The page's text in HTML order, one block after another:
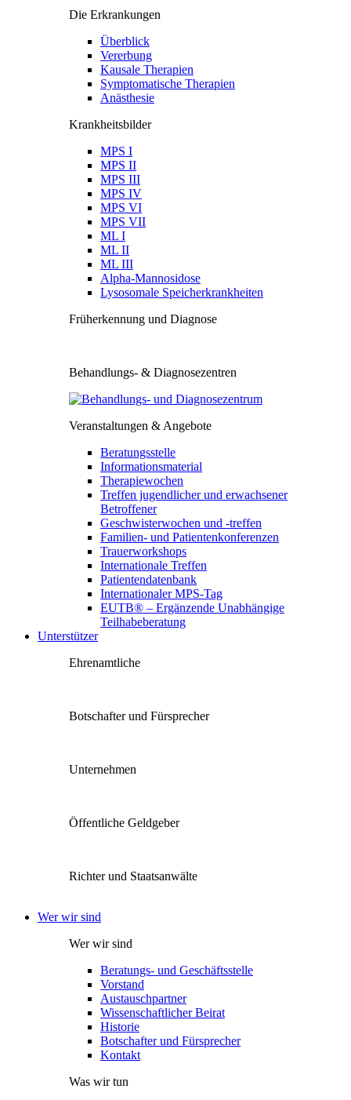
Die Erkrankungen
Überblick
Vererbung
Kausale Therapien
Symptomatische Therapien
Anästhesie
Krankheitsbilder
MPS I
MPS II
MPS III
MPS IV
MPS VI
MPS VII
ML I
ML II
ML III
Alpha-Mannosidose
Lysosomale Speicherkrankheiten
Früherkennung und Diagnose
Behandlungs- & Diagnosezentren
Veranstaltungen & Angebote
Beratungsstelle
Informationsmaterial
Therapiewochen
Treffen jugendlicher und erwachsener
Betroffener
Geschwisterwochen und -treffen
Familien- und Patientenkonferenzen
Trauerworkshops
Internationale Treffen
Patientendatenbank
Internationaler MPS-Tag
EUTB® – Ergänzende Unabhängige
Teilhabeberatung
Unterstützer
Ehrenamtliche
Botschafter und Fürsprecher
Unternehmen
Öffentliche Geldgeber
Richter und Staatsanwälte
Wer wir sind
Wer wir sind
Beratungs- und Geschäftsstelle
Vorstand
Austauschpartner
Wissenschaftlicher Beirat
Historie
Botschafter und Fürsprecher
Kontakt
Was wir tun